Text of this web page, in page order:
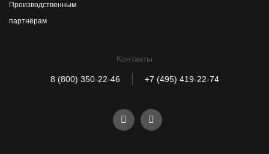
Производственным
партнёрам
Контакты
8 (800) 350-22-46 +7 (495) 419-22-74